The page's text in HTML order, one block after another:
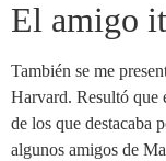
El amigo
También se me
Harvard. Resultó que
de los que destacaba
algunos amigos de